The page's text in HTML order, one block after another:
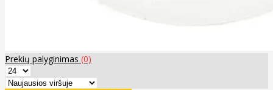
Prekių palyginimas (0)